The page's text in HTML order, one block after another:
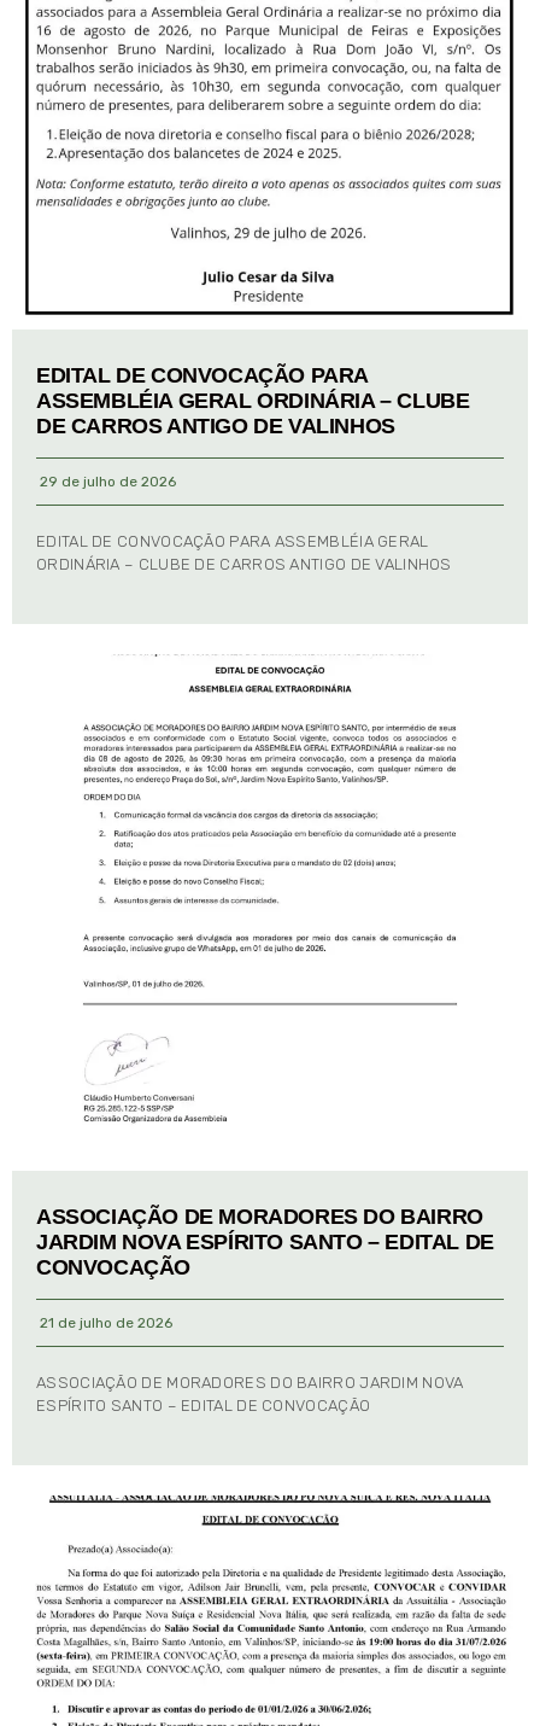
EDITAL DE CONVOCAÇÃO PARA
ASSEMBLÉIA GERAL ORDINÁRIA – CLUBE
DE CARROS ANTIGO DE VALINHOS
29 de julho de 2026
EDITAL DE CONVOCAÇÃO PARA ASSEMBLÉIA GERAL
ORDINÁRIA – CLUBE DE CARROS ANTIGO DE VALINHOS
ASSOCIAÇÃO DE MORADORES DO BAIRRO
JARDIM NOVA ESPÍRITO SANTO – EDITAL DE
CONVOCAÇÃO
21 de julho de 2026
ASSOCIAÇÃO DE MORADORES DO BAIRRO JARDIM NOVA
ESPÍRITO SANTO – EDITAL DE CONVOCAÇÃO